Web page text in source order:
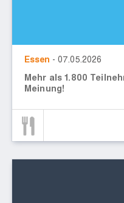
Essen - 07.05.2026
Mehr als 1.800
Meinung!